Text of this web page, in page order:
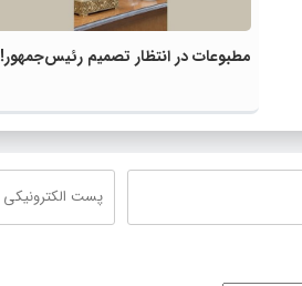
مطبوعات در انتظار تصمیم رئیس‌جمهور!